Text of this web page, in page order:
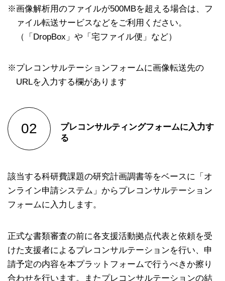
※画像解析用のファイルが500MBを超える場合は、フ
ァイル転送サービスなどをご利用ください。
（「DropBox」や「宅ファイル便」など）
※プレコンサルテーションフォームに画像転送先の
URLを入力する欄があります
プレコンサルティングフォームに入力す
る
該当する科研費課題の研究計画調書等をベースに「オ
ンライン申請システム」からプレコンサルテーション
フォームに入力します。
正式な書類審査の前に各⽀援活動拠点代表と依頼を受
けた⽀援者によるプレコンサルテーションを⾏い、申
請予定の内容を本プラットフォームで⾏うべきか擦り
合わせを⾏います。またプレコンサルテーションの結